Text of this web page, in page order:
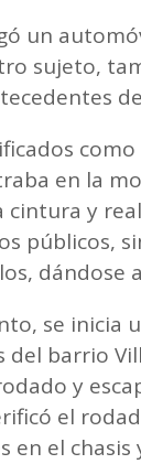
un
sujeto,
en la
cintura y
públicos,
dándose
se inicia
del barrio
y
el
en el chasis